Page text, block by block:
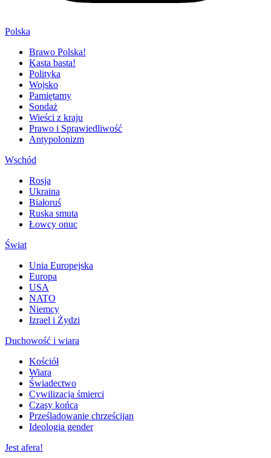
Polska
Brawo Polska!
Kasta basta!
Polityka
Wojsko
Pamiętamy
Sondaż
Wieści z kraju
Prawo i Sprawiedliwość
Antypolonizm
Wschód
Rosja
Ukraina
Białoruś
Ruska smuta
Łowcy onuc
Świat
Unia Europejska
Europa
USA
NATO
Niemcy
Izrael i Żydzi
Duchowość i wiara
Kościół
Wiara
Świadectwo
Cywilizacja śmierci
Czasy końca
Prześladowanie chrześcijan
Ideologia gender
Jest afera!